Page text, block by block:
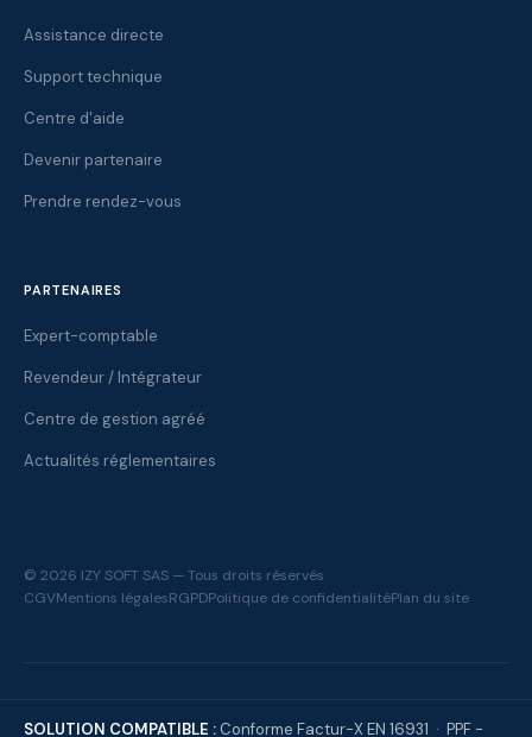
Assistance directe
Support technique
Centre d'aide
Devenir partenaire
Prendre rendez-vous
PARTENAIRES
Expert-comptable
Revendeur / Intégrateur
Centre de gestion agréé
Actualités réglementaires
© 2026 IZY SOFT SAS — Tous droits réservés
CGVMentions légalesRGPDPolitique de confidentialitéPlan du site
SOLUTION COMPATIBLE : Conforme Factur-X EN 16931 · PPF -